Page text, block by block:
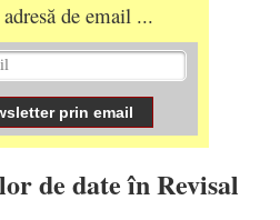
de email ...
de date în Revisal